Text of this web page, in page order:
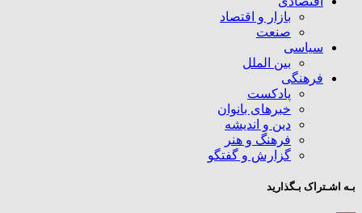
بازار و اقتصاد
صنعت
سیاسی
بین الملل
فرهنگی
پادکست
خبرهای بانوان
دین و اندیشه
فرهنگ و هنر
گزارش و گفتگو
بـه اشـتراک بـگذارید